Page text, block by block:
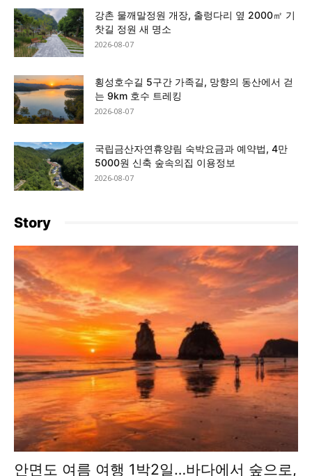
강촌 물깨말정원 개장, 출렁다리 옆 2000㎡ 기
찻길 정원 새 명소
2026-08-07
횡성호수길 5구간 가족길, 망향의 동산에서 걷
는 9km 호수 트레킹
2026-08-07
국립금산자연휴양림 숙박요금과 예약법, 4만
5000원 신축 숲속의집 이용정보
2026-08-07
Story
안면도 여름 여행 1박2일…바다에서 숲으로,